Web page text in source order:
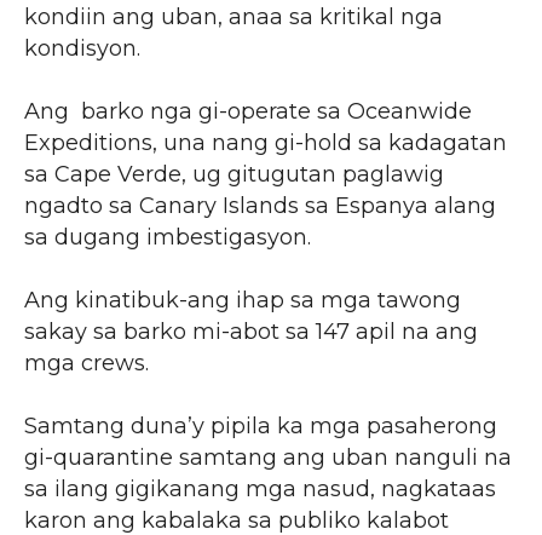
kondiin ang uban, anaa sa kritikal nga
kondisyon.
Ang barko nga gi-operate sa Oceanwide
Expeditions, una nang gi-hold sa kadagatan
sa Cape Verde, ug gitugutan paglawig
ngadto sa Canary Islands sa Espanya alang
sa dugang imbestigasyon.
Ang kinatibuk-ang ihap sa mga tawong
sakay sa barko mi-abot sa 147 apil na ang
mga crews.
Samtang duna’y pipila ka mga pasaherong
gi-quarantine samtang ang uban nanguli na
sa ilang gigikanang mga nasud, nagkataas
karon ang kabalaka sa publiko kalabot